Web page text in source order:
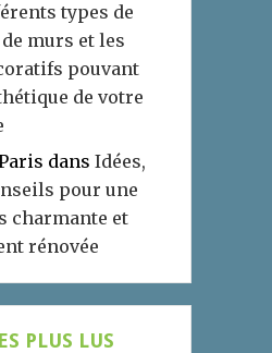
types de
murs et les
pouvant
de votre
dans Idées,
pour une
charmante et
rénovée
PLUS LUS